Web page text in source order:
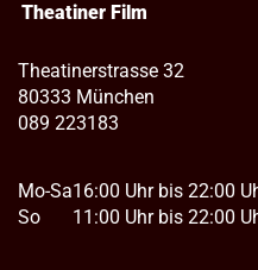
Theatiner Film
Theatinerstrasse 32
80333 München
089 223183
Mo-Sa
So
16:00 Uhr bis 22:00
11:00 Uhr bis 22:00